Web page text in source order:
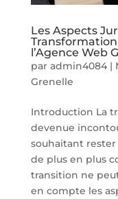
Les Aspects
l’Agence Web
par admin4084|
Grenelle
Introduction La
devenue
souhaitant
de plus en plus
transition ne
en compte les